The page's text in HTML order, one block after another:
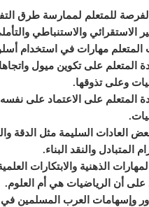
للمتعلم لممارسة طرق
الاستقرائي والاستنباطي
المتعلم مهارات في استخدام
المتعلم على تكوين ميول
وعلى تذوقها.
المتعلم على الاعتماد على
العادات السليمة مثل الدقة
المتبادل والنقد البناء.
الذهنية والابتكارات
على أن الرياضيات هي أم العلوم.
وإسهامات العرب المسلمين